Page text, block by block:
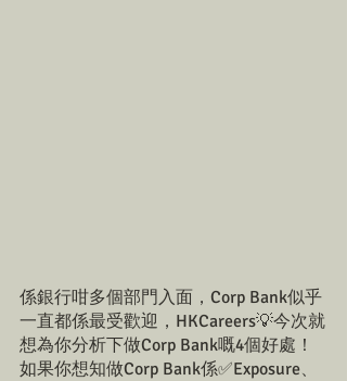
係銀行咁多個部門入面，Corp Bank似乎
一直都係最受歡迎，HKCareers💡今次就
想為你分析下做Corp Bank嘅4個好處！
如果你想知做Corp Bank係✅Exposure、